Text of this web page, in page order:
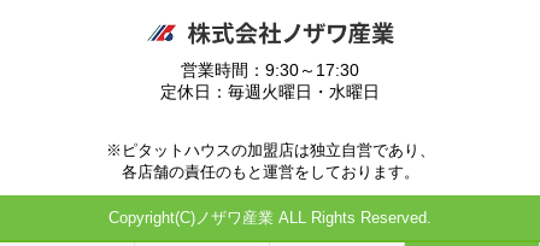
営業時間：9:30～17:30
定休日：毎週火曜日・水曜日
※ピタットハウスの加盟店は独立自営であり、
各店舗の責任のもと運営をしております。
Copyright(C)ノザワ産業 ALL Rights Reserved.